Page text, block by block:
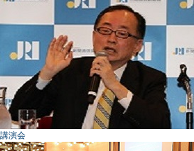
講演会